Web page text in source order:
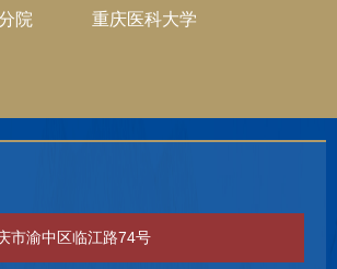
院 重庆医科大学
市渝中区临江路74号